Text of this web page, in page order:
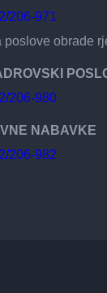
206-971
poslove obrade
206-980
NABAVKE
206-982